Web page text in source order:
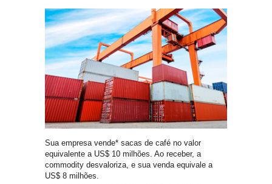
Sua empresa vende* sacas de café no valor
equivalente a US$ 10 milhões. Ao receber, a
commodity desvaloriza, e sua venda equivale a
US$ 8 milhões.